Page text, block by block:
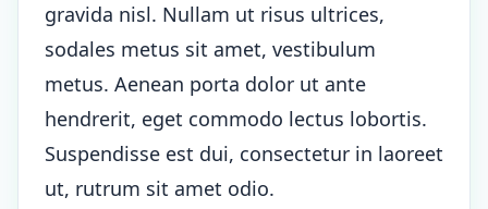
gravida nisl. Nullam ut risus ultrices,
sodales metus sit amet, vestibulum
metus. Aenean porta dolor ut ante
hendrerit, eget commodo lectus lobortis.
Suspendisse est dui, consectetur in laoreet
ut, rutrum sit amet odio.